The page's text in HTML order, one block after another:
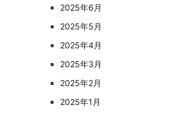
2025年6月
2025年5月
2025年4月
2025年3月
2025年2月
2025年1月